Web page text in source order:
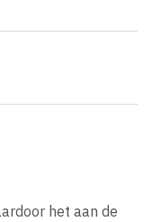
het aan de